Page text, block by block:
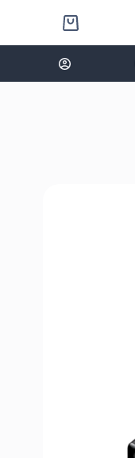
Shopping
cart